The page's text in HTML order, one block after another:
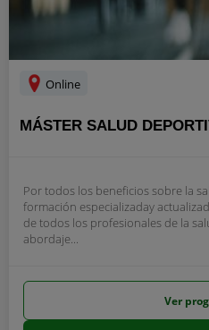
Online
MÁSTER SALUD
Por todos los beneficios sobre la
formación especializaday
de todos los profesionales de la
abordaje...
Ver